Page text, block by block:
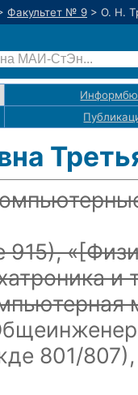
Факультет № 9 > О. Н.
915), «
и
801/